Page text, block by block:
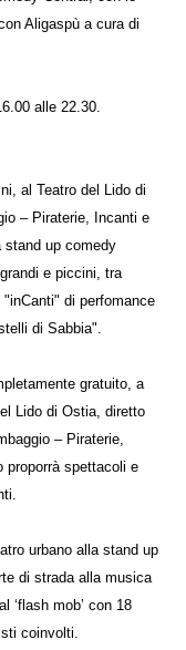
Aligaspù a cura di
alle 22.30.
al Teatro del Lido di
– Piraterie, Incanti e
stand up comedy
e piccini, tra
di perfomance
di Sabbia".
gratuito, a
Lido di Ostia, diretto
– Piraterie,
proporrà spettacoli e
urbano alla stand up
di strada alla musica
‘flash mob’ con 18
coinvolti.